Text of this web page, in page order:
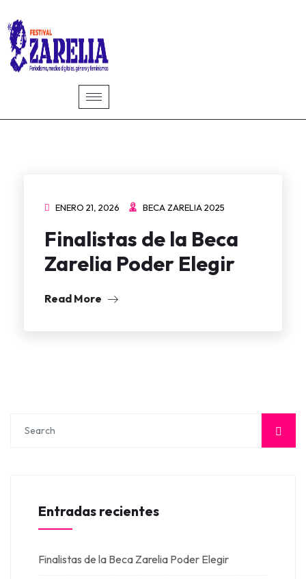
ENERO 21, 2026 BECA ZARELIA 2025
Finalistas de la Beca
Zarelia Poder Elegir
Read More
Entradas recientes
Finalistas de la Beca Zarelia Poder Elegir